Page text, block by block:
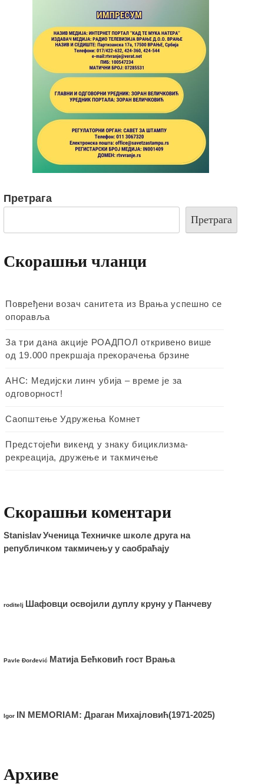
Претрага
Претрага
Скорашњи чланци
Повређени возач санитета из Врања успешно се
опоравља
За три дана акције РОАДПОЛ откривено више
од 19.000 прекршаја прекорачења брзине
АНС: Медијски линч убија – време је за
одговорност!
Саопштење Удружења Комнет
Предстојећи викенд у знаку бициклизма-
рекреација, дружење и такмичење
Скорашњи коментари
StanislavУченица Техничке школе друга на
републичком такмичењу у саобраћају
roditelj Шафовци освојили дуплу круну у Панчеву
Pavle Đorđević Матија Бећковић гост Врања
Igor IN MEMORIAM: Драган Михајловић(1971-2025)
Архиве